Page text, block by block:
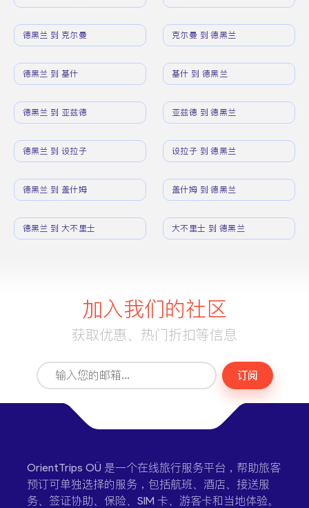
德黑兰 到 克尔曼 克尔曼 到 德黑兰
德黑兰 到 基什 基什 到 德黑兰
德黑兰 到 亚兹德 亚兹德 到 德黑兰
德黑兰 到 设拉子 设拉子 到 德黑兰
德黑兰 到 盖什姆 盖什姆 到 德黑兰
德黑兰 到 大不里士 大不里士 到 德黑兰
加入我们的社区
获取优惠、热门折扣等信息
订阅
OrientTrips OÜ 是一个在线旅行服务平台，帮助旅客
预订可单独选择的服务，包括航班、酒店、接送服
务、签证协助、保险、SIM 卡、游客卡和当地体验。